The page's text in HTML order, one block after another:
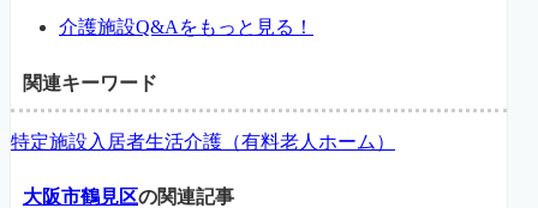
介護施設Q&Aをもっと見る！
関連キーワード
特定施設入居者生活介護（有料老人ホーム）
大阪市鶴見区の関連記事